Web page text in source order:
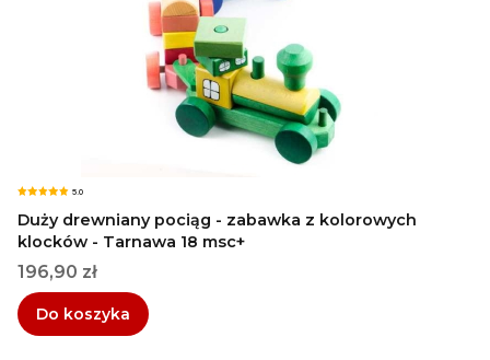
5.0
Duży drewniany pociąg - zabawka z kolorowych
klocków - Tarnawa 18 msc+
Cena
196,90 zł
Do koszyka